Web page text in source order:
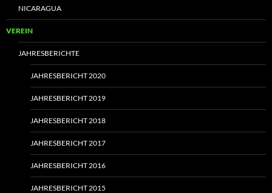
NICARAGUA
VEREIN
JAHRESBERICHTE
JAHRESBERICHT 2020
JAHRESBERICHT 2019
JAHRESBERICHT 2018
JAHRESBERICHT 2017
JAHRESBERICHT 2016
JAHRESBERICHT 2015